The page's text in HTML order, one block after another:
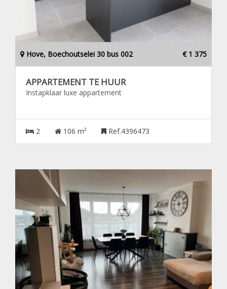
Hove, Boechoutselei 30 bus 002 € 1 375
APPARTEMENT TE HUUR
Instapklaar luxe appartement
2 106 m² Ref.4396473